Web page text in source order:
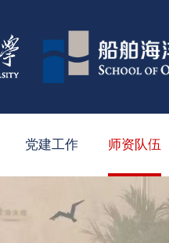
党建工作 师资队伍